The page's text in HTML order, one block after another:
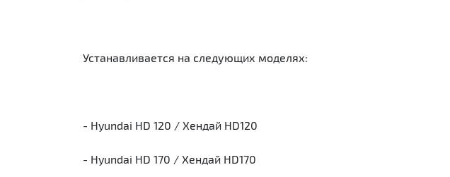
Устанавливается на следующих моделях:
- Hyundai HD 120 / Хендай HD120
- Hyundai HD 170 / Хендай HD170